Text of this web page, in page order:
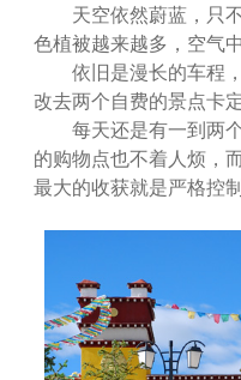
天空依然蔚蓝，只不
色植被越来越多，空气
依旧是漫长的车程，
改去两个自费的景点卡
每天还是有一到两个
的购物点也不着人烦，
最大的收获就是严格控